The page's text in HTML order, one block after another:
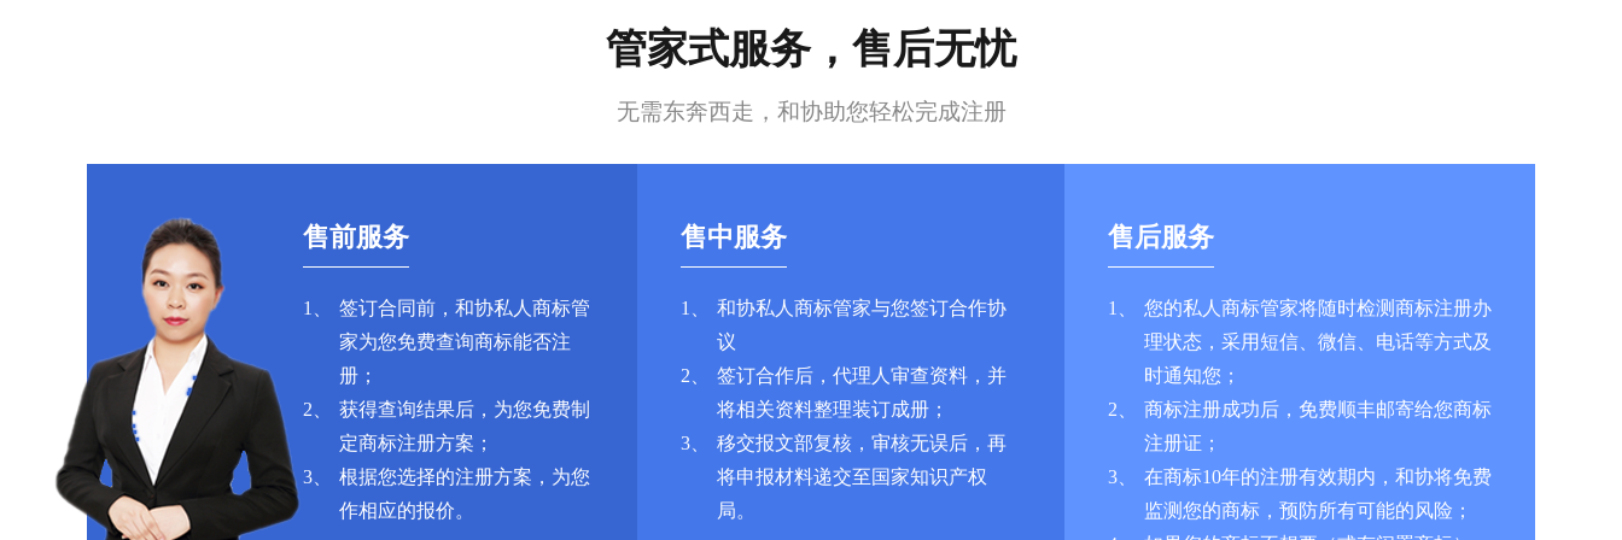
管家式服务，售后无忧
无需东奔西走，和协助您轻松完成注册
售前服务
1、
签订合同前，和协私人商标管
家为您免费查询商标能否注
册；
2、
获得查询结果后，为您免费制
定商标注册方案；
3、
根据您选择的注册方案，为您
作相应的报价。
售中服务
1、
和协私人商标管家与您签订合作协
议
2、
签订合作后，代理人审查资料，并
将相关资料整理装订成册；
3、
移交报文部复核，审核无误后，再
将申报材料递交至国家知识产权
局。
售后服务
1、
您的私人商标管家将随时检测商标注册办
理状态，采用短信、微信、电话等方式及
时通知您；
2、
商标注册成功后，免费顺丰邮寄给您商标
注册证；
3、
在商标10年的注册有效期内，和协将免费
监测您的商标，预防所有可能的风险；